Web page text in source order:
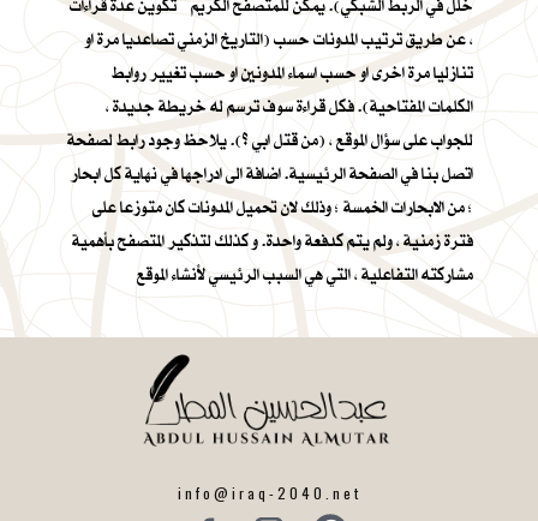
، عن طريق ترتيب المدونات حسب (التاريخ الزمني تصاعديا مرة او
تنازليا مرة اخرى او حسب اسماء المدونين او حسب تغيير روابط
الكلمات المفتاحية). فكل قراءة سوف ترسم له خريطة جديدة ،
للجواب على سؤال الموقع ، (من قتل ابي ؟). يلاحظ وجود رابط لصفحة
اتصل بنا في الصفحة الرئيسية. اضافة الى ادراجها في نهاية كل ابحار
؛ من الابحارات الخمسة ؛ وذلك لان تحميل المدونات كان متوزعا على
فترة زمنية ، ولم يتم كدفعة واحدة. و كذلك لتذكير المتصفح بأهمية
مشاركته التفاعلية ، التي هي السبب الرئيسي لأنشاء الموقع
info@iraq-2040.net